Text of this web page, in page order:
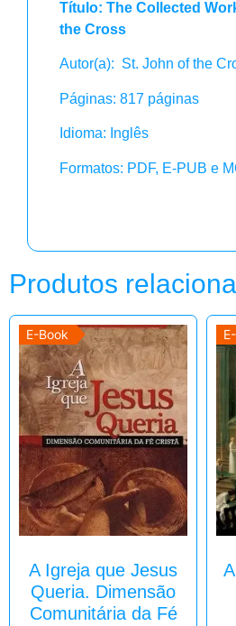
Título: The Collected
the Cross
Autor(a): St. John of the
Páginas: 817 páginas
Idioma: Inglês
Formatos: PDF, E-PUB e
Produtos
E-Book
A Igreja que Jesus
Queria. Dimensão
Comunitária da Fé